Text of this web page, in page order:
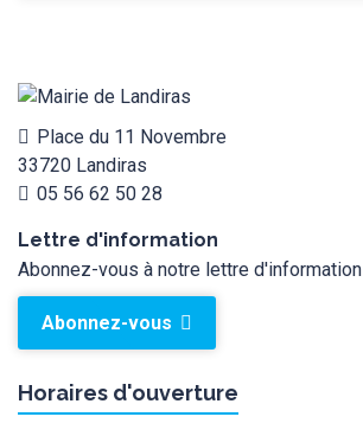
Place du 11 Novembre
33720 Landiras
05 56 62 50 28
Lettre d'information
Abonnez-vous à notre lettre d'information
Abonnez-vous
Horaires d'ouverture